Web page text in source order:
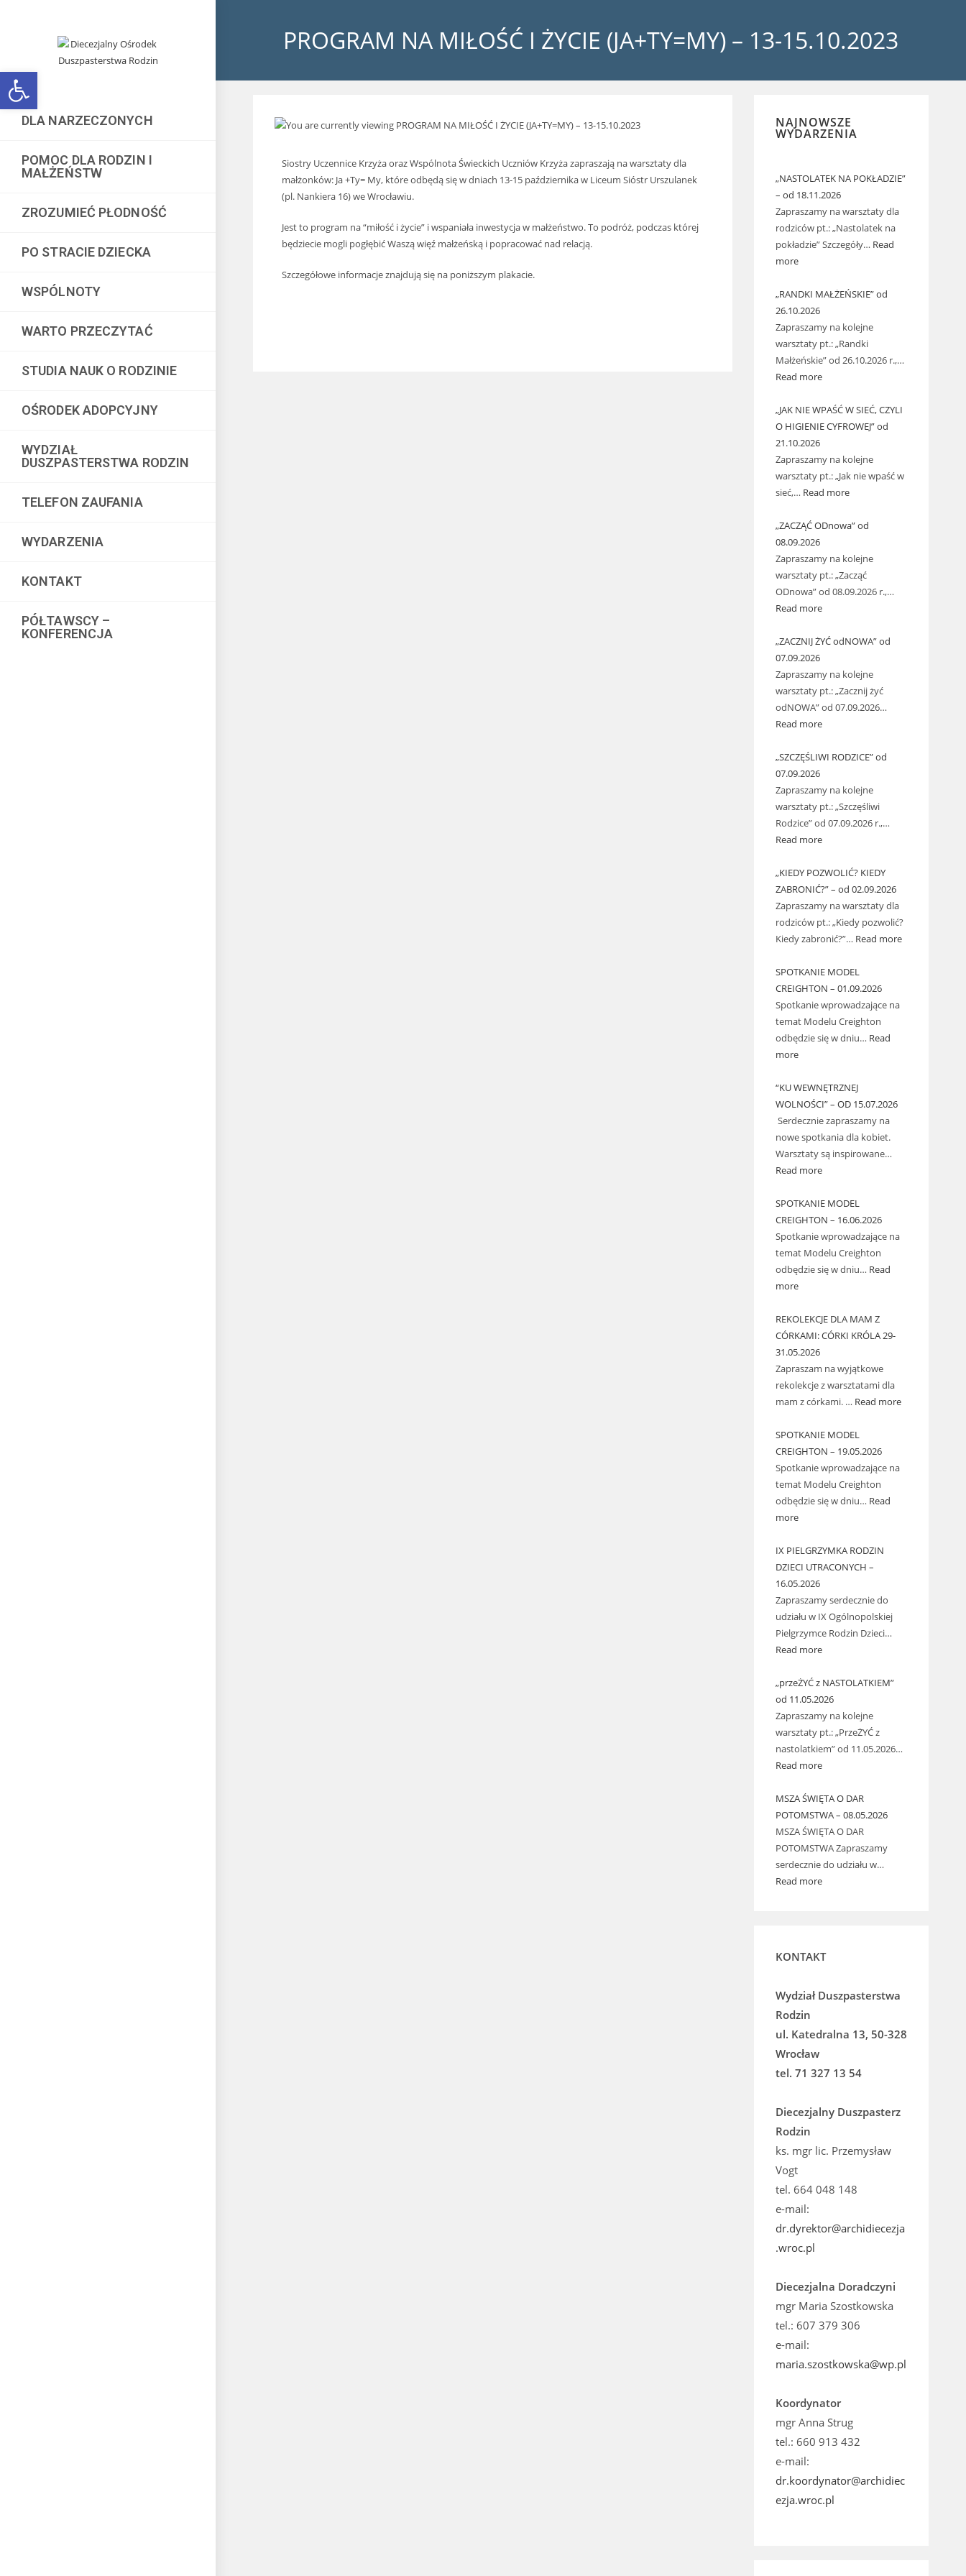
DLA NARZECZONYCH
POMOC DLA RODZIN I
MAŁŻEŃSTW
ZROZUMIEĆ PŁODNOŚĆ
PO STRACIE DZIECKA
WSPÓLNOTY
WARTO PRZECZYTAĆ
STUDIA NAUK O RODZINIE
OŚRODEK ADOPCYJNY
WYDZIAŁ
DUSZPASTERSTWA RODZIN
TELEFON ZAUFANIA
WYDARZENIA
KONTAKT
PÓŁTAWSCY –
KONFERENCJA
PROGRAM NA MIŁOŚĆ I ŻYCIE (JA+TY=MY) – 13-15.10.2023
Siostry Uczennice Krzyża oraz Wspólnota Świeckich Uczniów Krzyża zapraszają na warsztaty dla
małżonków: Ja +Ty= My, które odbędą się w dniach 13-15 października w Liceum Sióstr Urszulanek
(pl. Nankiera 16) we Wrocławiu.
Jest to program na “miłość i życie” i wspaniała inwestycja w małżeństwo. To podróż, podczas której
będziecie mogli pogłębić Waszą więź małżeńską i popracować nad relacją.
Szczegółowe informacje znajdują się na poniższym plakacie.
NAJNOWSZE
WYDARZENIA
„NASTOLATEK NA POKŁADZIE”
– od 18.11.2026
Zapraszamy na warsztaty dla
rodziców pt.: „Nastolatek na
pokładzie” Szczegóły… Read
more
„RANDKI MAŁŻEŃSKIE” od
26.10.2026
Zapraszamy na kolejne
warsztaty pt.: „Randki
Małżeńskie” od 26.10.2026 r.,…
Read more
„JAK NIE WPAŚĆ W SIEĆ, CZYLI
O HIGIENIE CYFROWEJ” od
21.10.2026
Zapraszamy na kolejne
warsztaty pt.: „Jak nie wpaść w
sieć,… Read more
„ZACZĄĆ ODnowa” od
08.09.2026
Zapraszamy na kolejne
warsztaty pt.: „Zacząć
ODnowa” od 08.09.2026 r.,…
Read more
„ZACZNIJ ŻYĆ odNOWA” od
07.09.2026
Zapraszamy na kolejne
warsztaty pt.: „Zacznij żyć
odNOWA” od 07.09.2026…
Read more
„SZCZĘŚLIWI RODZICE” od
07.09.2026
Zapraszamy na kolejne
warsztaty pt.: „Szczęśliwi
Rodzice” od 07.09.2026 r.,…
Read more
„KIEDY POZWOLIĆ? KIEDY
ZABRONIĆ?” – od 02.09.2026
Zapraszamy na warsztaty dla
rodziców pt.: „Kiedy pozwolić?
Kiedy zabronić?”… Read more
SPOTKANIE MODEL
CREIGHTON – 01.09.2026
Spotkanie wprowadzające na
temat Modelu Creighton
odbędzie się w dniu… Read
more
“KU WEWNĘTRZNEJ
WOLNOŚCI” – OD 15.07.2026
Serdecznie zapraszamy na
nowe spotkania dla kobiet.
Warsztaty są inspirowane…
Read more
SPOTKANIE MODEL
CREIGHTON – 16.06.2026
Spotkanie wprowadzające na
temat Modelu Creighton
odbędzie się w dniu… Read
more
REKOLEKCJE DLA MAM Z
CÓRKAMI: CÓRKI KRÓLA 29-
31.05.2026
Zapraszam na wyjątkowe
rekolekcje z warsztatami dla
mam z córkami. … Read more
SPOTKANIE MODEL
CREIGHTON – 19.05.2026
Spotkanie wprowadzające na
temat Modelu Creighton
odbędzie się w dniu… Read
more
IX PIELGRZYMKA RODZIN
DZIECI UTRACONYCH –
16.05.2026
Zapraszamy serdecznie do
udziału w IX Ogólnopolskiej
Pielgrzymce Rodzin Dzieci…
Read more
„przeŻYĆ z NASTOLATKIEM”
od 11.05.2026
Zapraszamy na kolejne
warsztaty pt.: „PrzeŻYĆ z
nastolatkiem” od 11.05.2026…
Read more
MSZA ŚWIĘTA O DAR
POTOMSTWA – 08.05.2026
MSZA ŚWIĘTA O DAR
POTOMSTWA Zapraszamy
serdecznie do udziału w…
Read more
KONTAKT
Wydział Duszpasterstwa
Rodzin
ul. Katedralna 13, 50-328
Wrocław
tel. 71 327 13 54
Diecezjalny Duszpasterz
Rodzin
ks. mgr lic. Przemysław
Vogt
tel. 664 048 148
e-mail:
dr.dyrektor@archidiecezja
.wroc.pl
Diecezjalna Doradczyni
mgr Maria Szostkowska
tel.: 607 379 306
e-mail:
maria.szostkowska@wp.pl
Koordynator
mgr Anna Strug
tel.: 660 913 432
e-mail:
dr.koordynator@archidiec
ezja.wroc.pl
Open toolbar